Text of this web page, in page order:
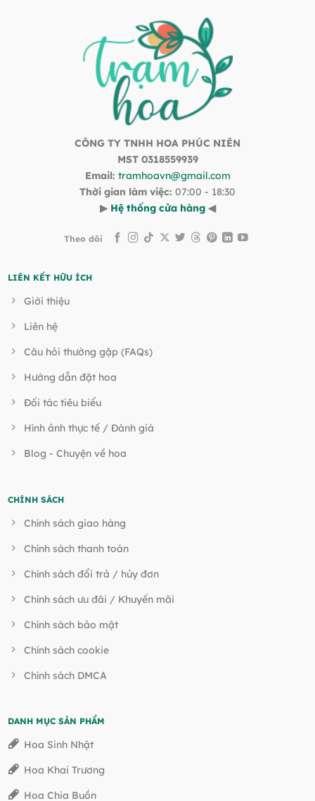
CÔNG TY TNHH HOA PHÚC NIÊN
MST 0318559939
Email: tramhoavn@gmail.com
Thời gian làm việc: 07:00 - 18:30
▶ Hệ thống cửa hàng ◀
Theo dõi
LIÊN KẾT HỮU ÍCH
Giới thiệu
Liên hệ
Câu hỏi thường gặp (FAQs)
Hướng dẫn đặt hoa
Đối tác tiêu biểu
Hình ảnh thực tế / Đánh giá
Blog - Chuyện về hoa
CHÍNH SÁCH
Chính sách giao hàng
Chính sách thanh toán
Chính sách đổi trả / hủy đơn
Chính sách ưu đãi / Khuyến mãi
Chính sách bảo mật
Chính sách cookie
Chính sách DMCA
DANH MỤC SẢN PHẨM
Hoa Sinh Nhật
Hoa Khai Trương
Hoa Chia Buồn